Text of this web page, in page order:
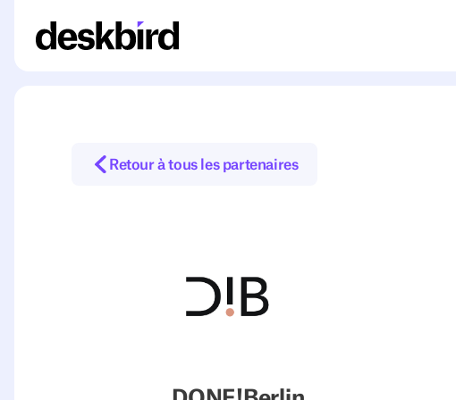
Retour à tous les partenaires